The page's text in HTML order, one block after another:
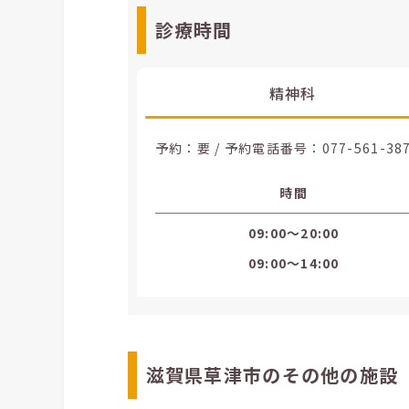
診療時間
精神科
予約：要 / 予約電話番号： 077-561-
時間
09:00〜20:00
09:00〜14:00
滋賀県草津市のその他の施設